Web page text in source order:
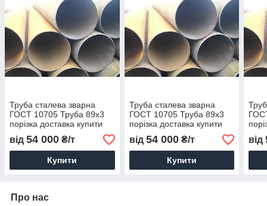
Труба сталева зварна
ГОСТ 10705 Труба 89х3
порізка доставка купити
від 54 000 ₴/т
Купити
Труба сталева зварна
ГОСТ 10705 Труба 89х3
порізка доставка купити
від 54 000₴/т
Купити
від
Про нас